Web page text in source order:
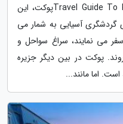
راهنمای مسافرتی به پوکت | Travel Guide To Phuketپوکت، این
گردشگری آسیایی به شمار می
می نمایند، سراغ سواحل و
پوکت در بین دیگر جزیره
اما مانند...